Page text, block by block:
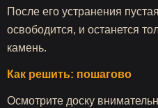
После его устранения
освободится, и останется
камень.
Как решить: пошагово
Осмотрите доску